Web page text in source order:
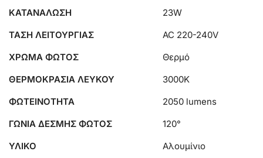
ΚΑΤΑΝΑΛΩΣΗ
23W
ΤΑΣΗ ΛΕΙΤΟΥΡΓΙΑΣ
AC 220-240V
ΧΡΩΜΑ ΦΩΤΟΣ
Θερμό
ΘΕΡΜΟΚΡΑΣΙΑ ΛΕΥΚΟΥ
3000K
ΦΩΤΕΙΝΟΤΗΤΑ
2050 lumens
ΓΩΝΙΑ ΔΕΣΜΗΣ ΦΩΤΟΣ
120°
ΥΛΙΚΟ
Αλουμίνιο